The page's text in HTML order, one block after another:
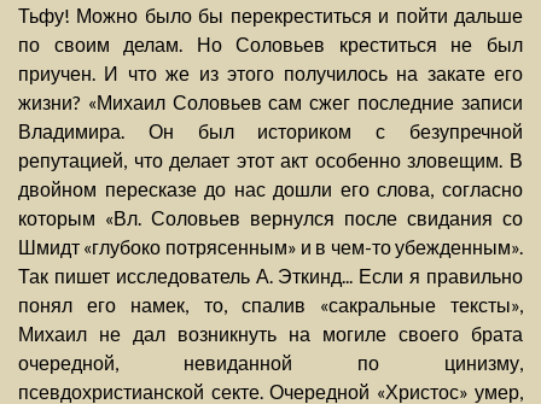
Тьфу! Можно было бы перекреститься и пойти дальше
по своим делам. Но Соловьев креститься не был
приучен. И что же из этого получилось на закате его
жизни? «Михаил Соловьев сам сжег последние записи
Владимира. Он был историком с безупречной
репутацией, что делает этот акт особенно зловещим. В
двойном пересказе до нас дошли его слова, согласно
которым «Вл. Соловьев вернулся после свидания со
Шмидт «глубоко потрясенным» и в чем-то убежденным».
Так пишет исследователь А. Эткинд... Если я правильно
понял его намек, то, спалив «сакральные тексты»,
Михаил не дал возникнуть на могиле своего брата
очередной, невиданной по цинизму,
псевдохристианской секте. Очередной «Христос» умер,